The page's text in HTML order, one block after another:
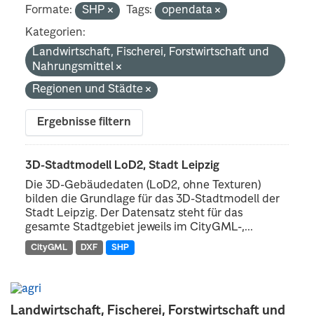
Landwirtschaft, Fischerei, Forstwirtschaft und
Formate: SHP Tags:
opendata
Kategorien:
Landwirtschaft, Fischerei, Forstwirtschaft und
Nahrungsmittel
Regionen und Städte
Ergebnisse filtern
3D-Stadtmodell LoD2, Stadt Leipzig
Die 3D-Gebäudedaten (LoD2, ohne Texturen)
bilden die Grundlage für das 3D-Stadtmodell der
Stadt Leipzig. Der Datensatz steht für das
gesamte Stadtgebiet jeweils im CityGML-,...
CityGML DXF SHP